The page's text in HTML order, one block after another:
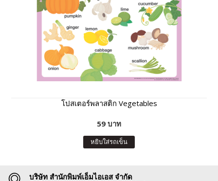
โปสเตอร์พลาสติก Vegetables
59 บาท
หยิบใส่รถเข็น
บริษัท สำนักพิมพ์เอ็มไอเอส จำกัด